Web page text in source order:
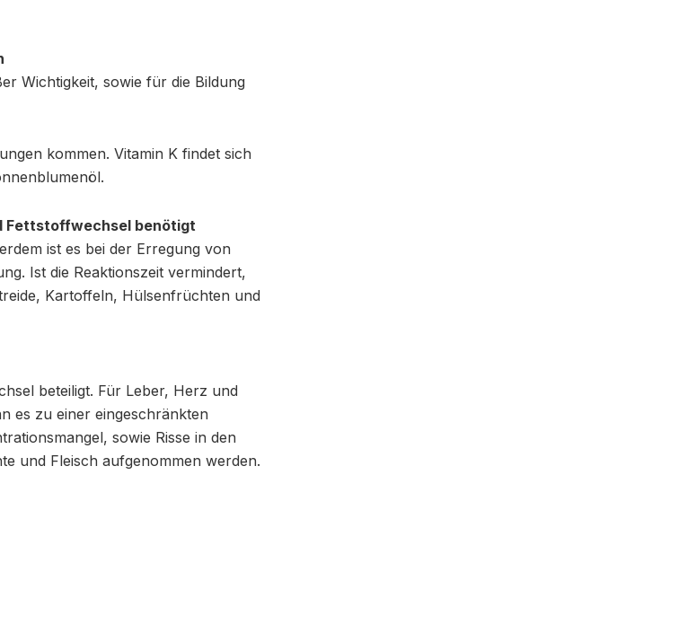
Wichtigkeit, sowie für die Bildung
kommen. Vitamin K findet sich
Fettstoffwechsel benötigt
ist es bei der Erregung von
Ist die Reaktionszeit vermindert,
Kartoffeln, Hülsenfrüchten und
beteiligt. Für Leber, Herz und
es zu einer eingeschränkten
sowie Risse in den
und Fleisch aufgenommen werden.